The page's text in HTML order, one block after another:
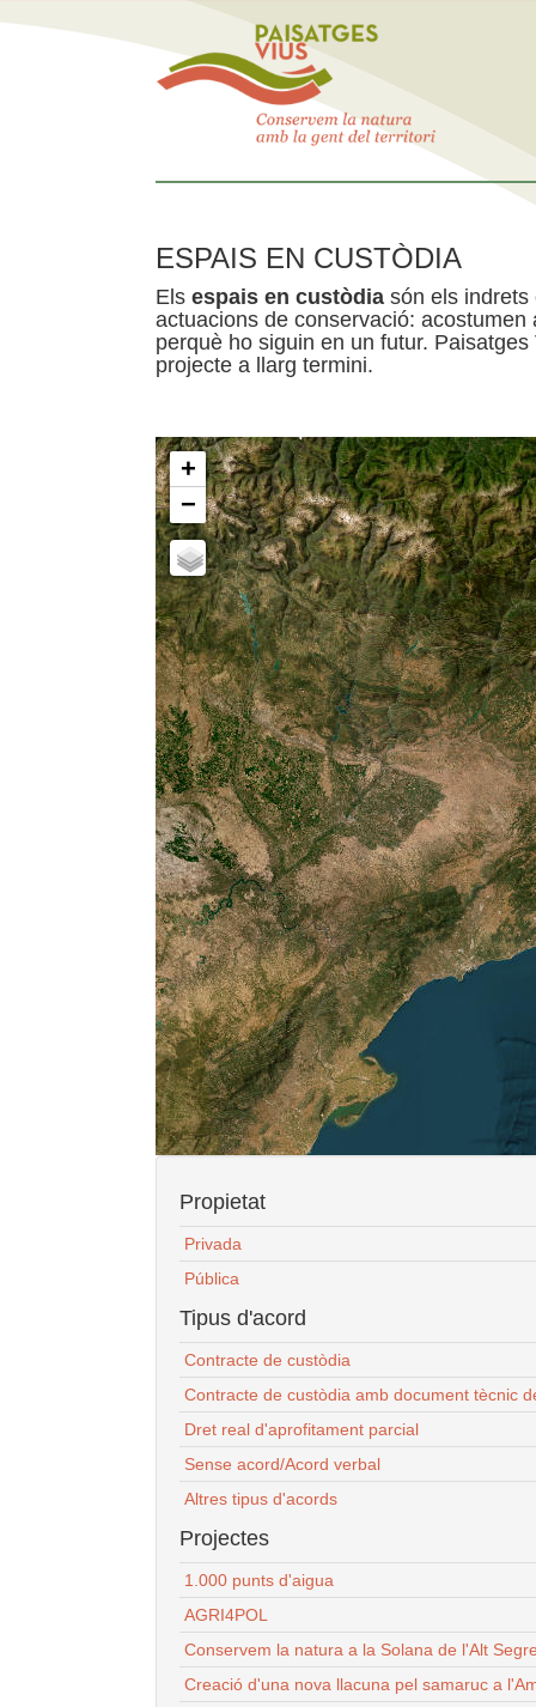
ESPAIS EN CUSTÒDIA
Els espais en custòdia són els indrets
actuacions de conservació:
perquè ho siguin en un futur.
projecte a llarg termini.
+
−
Propietat
Privada
Pública
Tipus d'acord
Contracte de custòdia
Contracte de custòdia amb document tècnic
Dret real d'aprofitament parcial
Sense acord/Acord verbal
Altres tipus d'acords
Projectes
1.000 punts d'aigua
AGRI4POL
Conservem la natura a la Solana de l'Alt
Creació d'una nova llacuna pel samaruc a